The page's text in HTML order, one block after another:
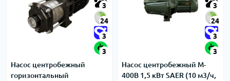
3
24
3
3
Насос центробежный
горизонтальный
3
24
3
3
Насос центробежный M-
400B 1,5 кВт SAER (10 м3/ч,